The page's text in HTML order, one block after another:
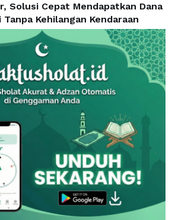
Solusi Cepat Mendapatkan Dana
Tanpa Kehilangan Kendaraan